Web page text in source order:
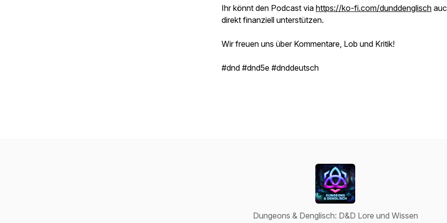
Ihr könnt den Podcast via https://ko-fi.com/dunddenglisch
direkt finanziell unterstützen.
Wir freuen uns über Kommentare, Lob und Kritik!
#dnd #dnd5e #dnddeutsch
Dungeons & Denglisch: D&D Lore und Wissen